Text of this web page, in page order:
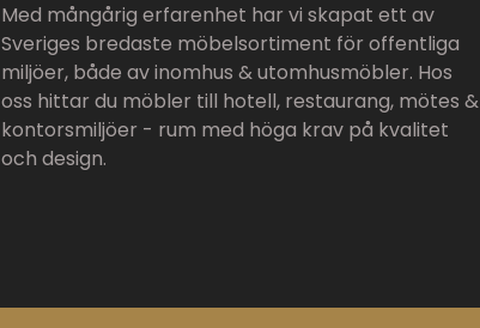
Med mångårig erfarenhet har vi skapat ett av
Sveriges bredaste möbelsortiment för offentliga
miljöer, både av inomhus & utomhusmöbler. Hos
oss hittar du möbler till hotell, restaurang, mötes &
kontorsmiljöer - rum med höga krav på kvalitet
och design.